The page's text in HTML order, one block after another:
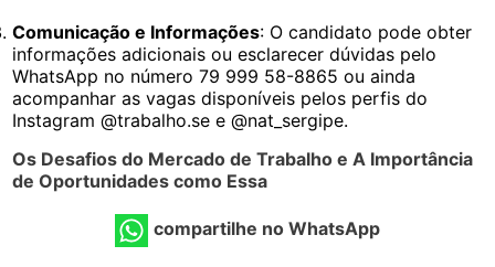
Comunicação e Informações: O candidato pode obter
informações adicionais ou esclarecer dúvidas pelo
WhatsApp no número 79 999 58-8865 ou ainda
acompanhar as vagas disponíveis pelos perfis do
Instagram @trabalho.se e @nat_sergipe.
Os Desafios do Mercado de Trabalho e A Importância
de Oportunidades como Essa
compartilhe no WhatsApp